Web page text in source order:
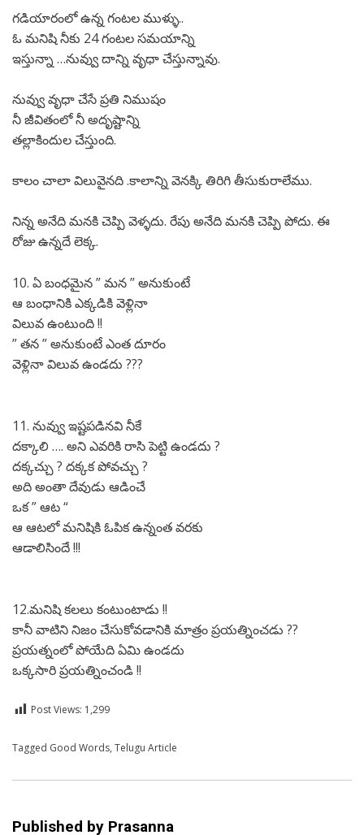
గడియారంలో ఉన్న గంటల ముళ్ళు..
ఓ మనిషి నీకు 24 గంటల సమయాన్ని
ఇస్తున్నా …నువ్వు దాన్ని వృధా చేస్తున్నావు.
నువ్వు వృధా చేసే ప్రతి నిముషం
నీ జీవితంలో నీ అదృష్టాన్ని
తల్లాకిందుల చేస్తుంది.
కాలం చాలా విలువైనది .కాలాన్ని వెనక్కి తిరిగి తీసుకురాలేము.
నిన్న అనేది మనకి చెప్పి వెళ్ళదు. రేపు అనేది మనకి చెప్పి పోదు. ఈ
రోజు ఉన్నదే లెక్క.
10. ఏ బంధమైన ” మన ” అనుకుంటే
ఆ బంధానికి ఎక్కడికి వెళ్లినా
విలువ ఉంటుంది !!
” తన ” అనుకుంటే ఎంత దూరం
వెళ్లినా విలువ ఉండదు ???
11. నువ్వు ఇష్టపడినవి నీకే
దక్కాలి …. అని ఎవరికి రాసి పెట్టి ఉండదు ?
దక్కచ్చు ? దక్కక పోవచ్చు ?
అది అంతా దేవుడు ఆడించే
ఒక ” ఆట “
ఆ ఆటలో మనిషికి ఓపిక ఉన్నంత వరకు
ఆడాలిసిందే !!!
12.మనిషి కలలు కంటుంటాడు !!
కానీ వాటిని నిజం చేసుకోవడానికి మాత్రం ప్రయత్నించడు ??
ప్రయత్నంలో పోయేది ఏమి ఉండదు
ఒక్కసారి ప్రయత్నించండి !!
Post Views: 1,299
Posted inTelugu
Tagged Good Words, Telugu Article
Published by Prasanna